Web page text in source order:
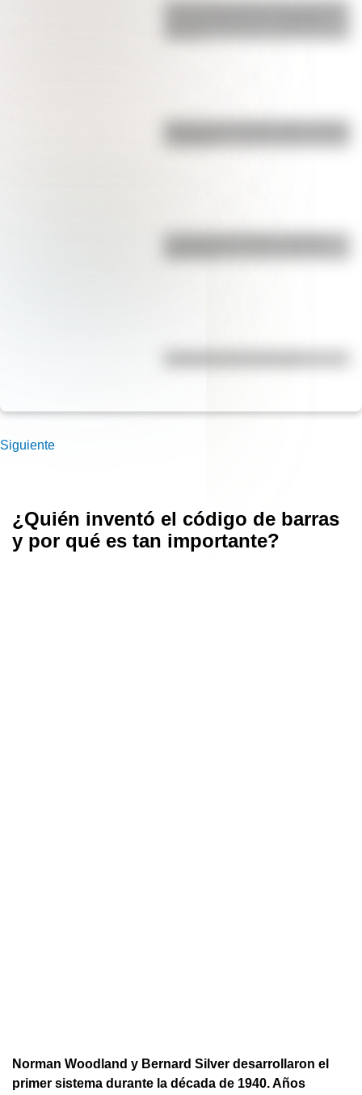
Los poderes del Estado Argentino
Judicial
Bandera de Colombia para colorear
Siguiente
¿Quién inventó el código de barras
y por qué es tan importante?
Norman Woodland y Bernard Silver desarrollaron el
primer sistema durante la década de 1940. Años